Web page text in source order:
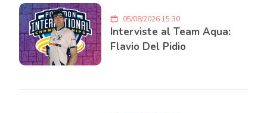
05/08/2026 15:30
Interviste al Team Aqua:
Flavio Del Pidio